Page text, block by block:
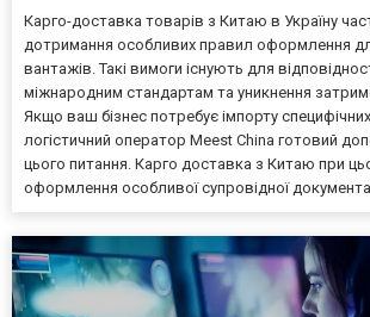
Карго-доставка товарів з Китаю в Україну
дотримання особливих правил оформлення
вантажів. Такі вимоги існують для
міжнародним стандартам та уникнення
Якщо ваш бізнес потребує імпорту
логістичний оператор Meest China готовий
цього питання. Карго доставка з Китаю при
оформлення особливої супровідної